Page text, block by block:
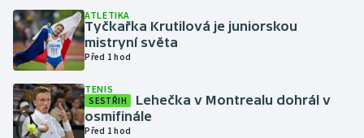
Gymnastika
Házená
Jezdectví
ATLETIKA
Tyčkařka Krutilová je juniorskou
mistryní světa
Před 1 hod
TENIS
SESTŘIH
Lehečka v Montrealu dohrál v
osmifinále
Před 1 hod